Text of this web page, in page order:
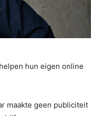
hun eigen online
maakte geen publiciteit